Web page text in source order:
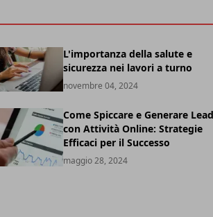
L'importanza della salute e
sicurezza nei lavori a turno
novembre 04, 2024
Come Spiccare e Generare Lead
con Attività Online: Strategie
Efficaci per il Successo
maggio 28, 2024